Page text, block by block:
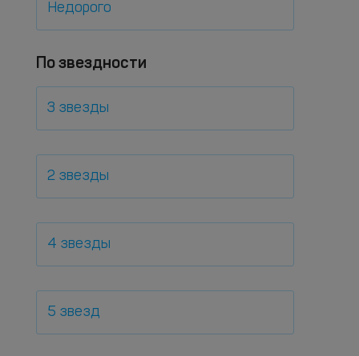
Недорого
По звездности
3 звезды
2 звезды
4 звезды
5 звезд